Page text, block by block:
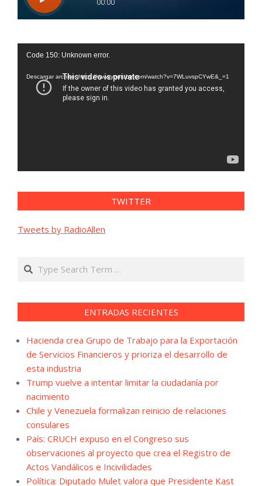
Reproductor
vídeo
Code 150: Unknown error.
Descargar archivo: https://www.youtube.com/watch?v=7WLuvspCYwE&_=1
TWITTER
Tweets by RadioAllen
Search
ENTRADAS RECIENTES
Hacienda crea Grupo de Trabajo para la Exportación
de Servicios Financieros y prioriza el desarrollo de
esta industria
Trump vuelve a intentar limitar la ciudadanía por
nacimiento
Chile y Venezuela formalizan reinicio de relaciones
consulares
País: CRUCH expuso en el Congreso sus
observaciones al proyecto que crea el Registro de
Actos Vandálicos e Incivilidades
Política: Diputado Mulet valora que Presidente Kast